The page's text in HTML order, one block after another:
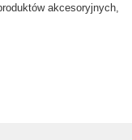
akcesoryjnych,